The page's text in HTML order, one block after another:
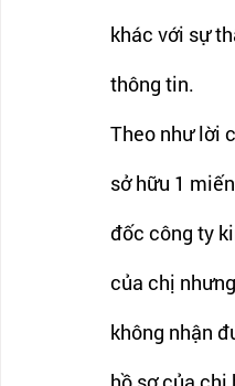
khác với sự
thông tin.
Theo như lời
sở hữu 1
đốc công ty
của chị
không nhận